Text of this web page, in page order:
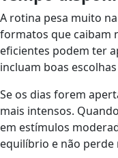
A rotina pesa muito
formatos que caibam
eficientes podem ter
incluam boas
Se os dias forem
mais intensos.
em estímulos
equilíbrio e não perde